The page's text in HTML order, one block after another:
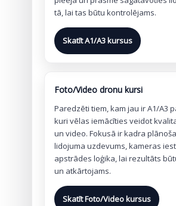
tā, lai tas būtu kontrolējams.
Skatīt A1/A3 kursus
Foto/Video dronu kursi
Paredzēti tiem, kam jau ir A1/A3
kuri vēlas iemācīties veidot
un video. Fokusā ir kadra
lidojuma uzdevums, kameras
apstrādes loģika, lai rezultāts
un atkārtojams.
Skatīt Foto/Video kursus